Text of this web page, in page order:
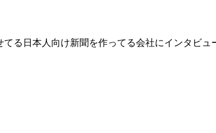
る日本人向け新聞を作ってる会社にインタビュ